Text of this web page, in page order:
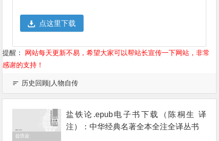
点这里下载
提醒：
网站每天更新不易，希望大家可以帮站长宣传一下网站，非常
感谢的支持！
历史回顾|人物自传
盐铁论.epub电子书下载（陈桐生 译
注）：中华经典名著全本全注全译丛书